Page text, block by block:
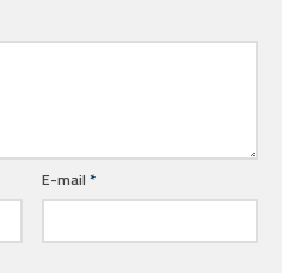
E-mail *